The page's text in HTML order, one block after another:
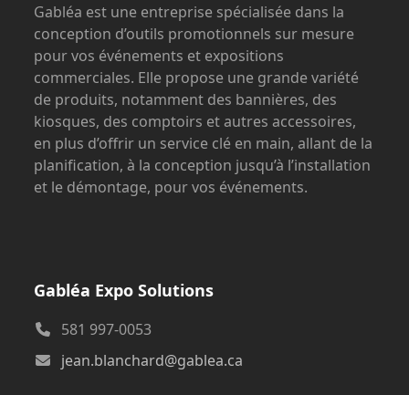
Gabléa est une entreprise spécialisée dans la
conception d’outils promotionnels sur mesure
pour vos événements et expositions
commerciales. Elle propose une grande variété
de produits, notamment des bannières, des
kiosques, des comptoirs et autres accessoires,
en plus d’offrir un service clé en main, allant de la
planification, à la conception jusqu’à l’installation
et le démontage, pour vos événements.
Gabléa Expo Solutions
581 997-0053
jean.blanchard@gablea.ca